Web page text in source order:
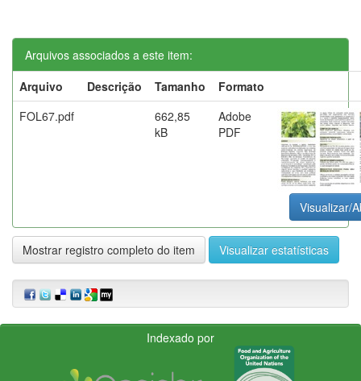
Arquivos associados a este item:
Arquivo
Descrição Tamanho
Formato
FOL67.pdf
662,85
kB
Adobe
PDF
Visualizar/
Mostrar registro completo do item Visualizar estatísticas
Indexado por